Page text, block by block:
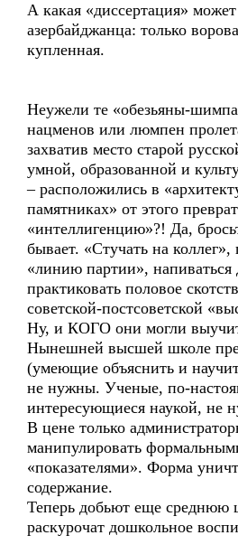
А какая «диссертация»
азербайджанца: только
купленная.
Неужели те «обезьяны-
нацменов или люмпен
захватив место старой
умной, образованной и
– расположились в
памятниках» от этого
«интеллигенцию»?! Да,
бывает. «Стучать на коллег»,
«линию партии», напиваться
практиковать половое
советской-постсоветской
Ну, и КОГО они могли
Нынешней высшей школе
(умеющие объяснить и
не нужны. Ученые, по-
интересующиеся наукой, не
В цене только
манипулировать
«показателями». Форма
содержание.
Теперь добьют еще среднюю
раскурочат дошкольное